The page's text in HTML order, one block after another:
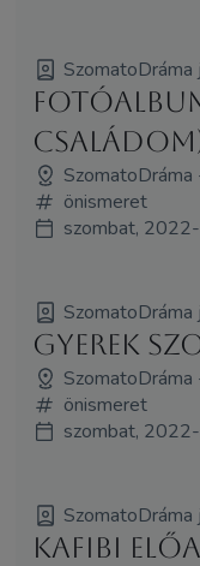
önismeret
szombat,
Gyerek
önismeret
szombat,
KaFiBi